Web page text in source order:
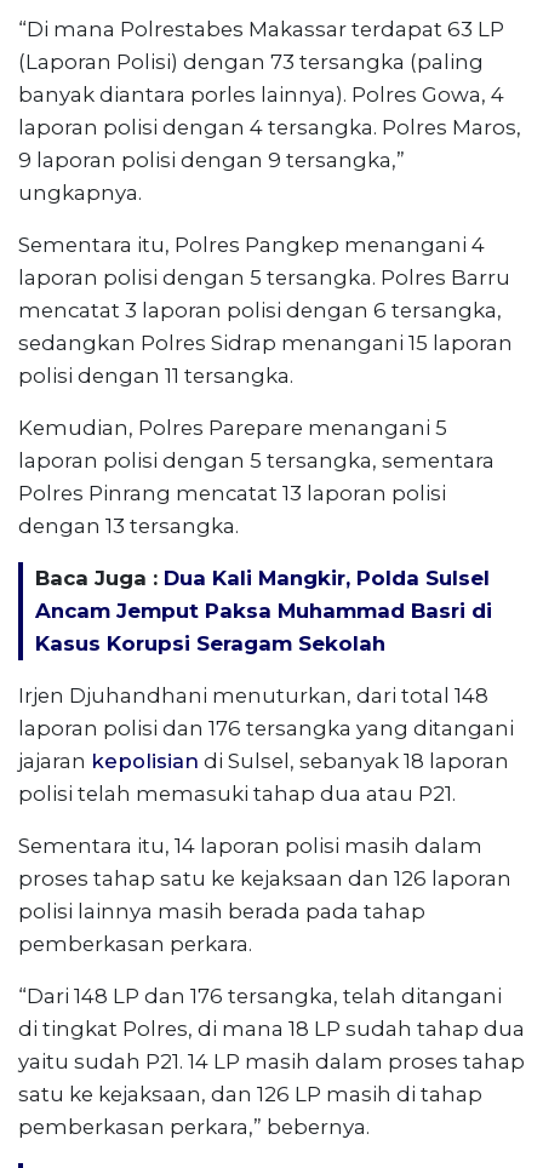
“Di mana Polrestabes Makassar terdapat 63 LP
(Laporan Polisi) dengan 73 tersangka (paling
banyak diantara porles lainnya). Polres Gowa, 4
laporan polisi dengan 4 tersangka. Polres Maros,
9 laporan polisi dengan 9 tersangka,”
ungkapnya.
Sementara itu, Polres Pangkep menangani 4
laporan polisi dengan 5 tersangka. Polres Barru
mencatat 3 laporan polisi dengan 6 tersangka,
sedangkan Polres Sidrap menangani 15 laporan
polisi dengan 11 tersangka.
Kemudian, Polres Parepare menangani 5
laporan polisi dengan 5 tersangka, sementara
Polres Pinrang mencatat 13 laporan polisi
dengan 13 tersangka.
Baca Juga : Dua Kali Mangkir, Polda Sulsel
Ancam Jemput Paksa Muhammad Basri di
Kasus Korupsi Seragam Sekolah
Irjen Djuhandhani menuturkan, dari total 148
laporan polisi dan 176 tersangka yang ditangani
jajaran kepolisian di Sulsel, sebanyak 18 laporan
polisi telah memasuki tahap dua atau P21.
Sementara itu, 14 laporan polisi masih dalam
proses tahap satu ke kejaksaan dan 126 laporan
polisi lainnya masih berada pada tahap
pemberkasan perkara.
“Dari 148 LP dan 176 tersangka, telah ditangani
di tingkat Polres, di mana 18 LP sudah tahap dua
yaitu sudah P21. 14 LP masih dalam proses tahap
satu ke kejaksaan, dan 126 LP masih di tahap
pemberkasan perkara,” bebernya.